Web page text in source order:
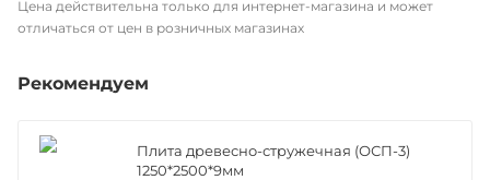
Цена действительна только для интернет-магазина и может
отличаться от цен в розничных магазинах
Рекомендуем
Плита древесно-стружечная (ОСП-3)
1250*2500*9мм